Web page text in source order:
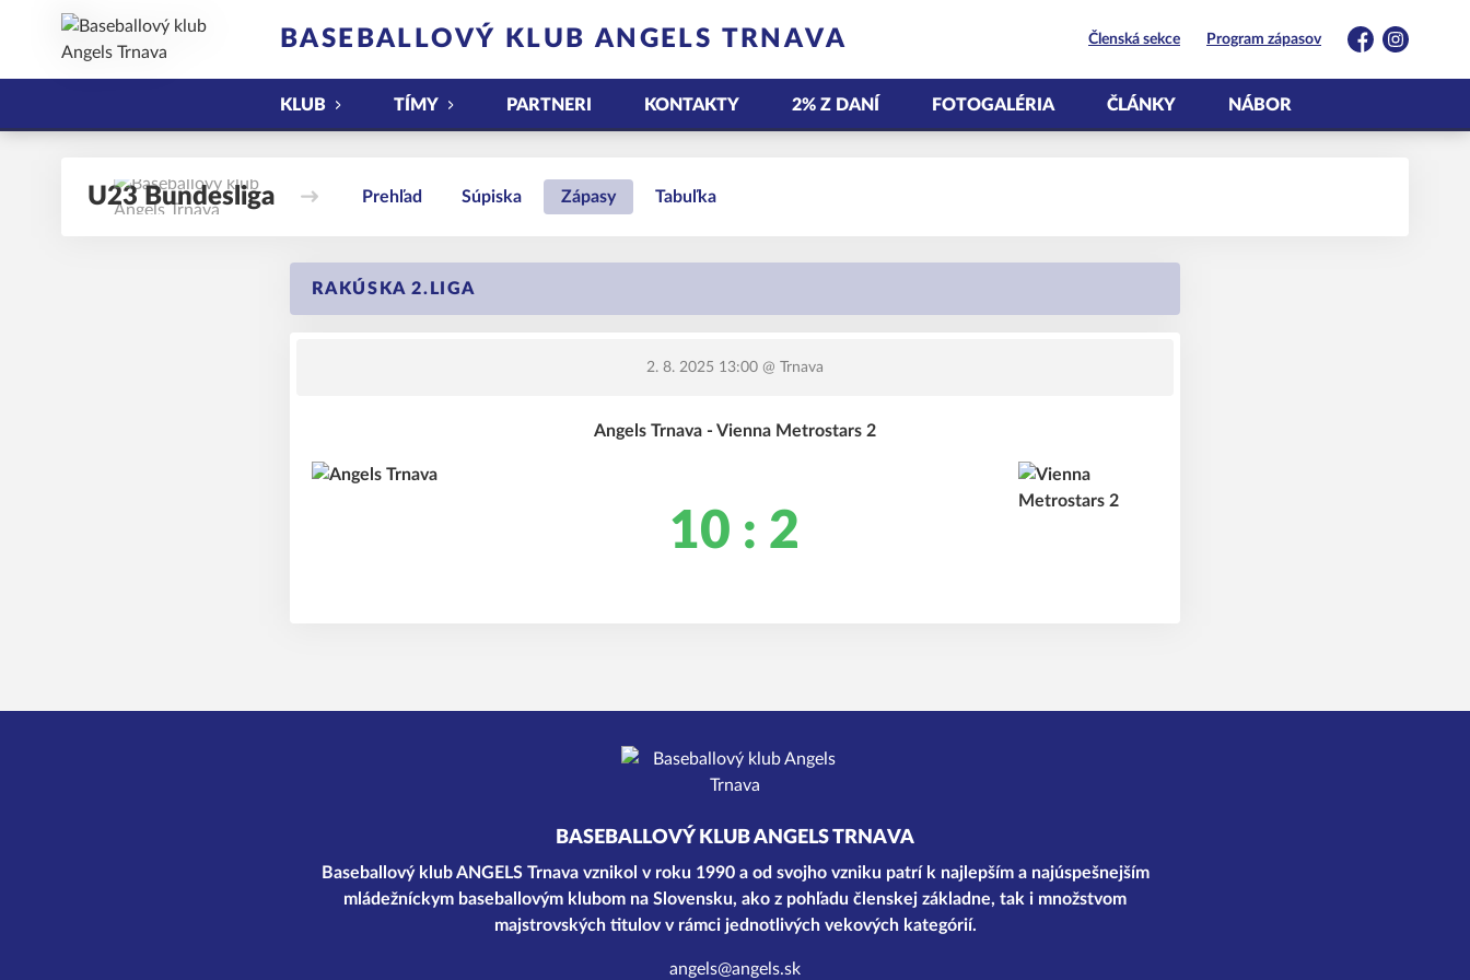
BASEBALLOVÝ KLUB ANGELS TRNAVA Členská sekce Program zápasov
FacebookInstagram
KLUB TÍMY PARTNERI KONTAKTY 2% Z DANÍ FOTOGALÉRIA ČLÁNKY NÁBOR
U23 Bundesliga Prehľad Súpiska Zápasy Tabuľka
RAKÚSKA 2.LIGA
2. 8. 2025 13:00@ Trnava
Angels Trnava - Vienna Metrostars 2
10 : 2
BASEBALLOVÝ KLUB ANGELS TRNAVA
Baseballový klub ANGELS Trnava vznikol v roku 1990 a od svojho vzniku patrí k najlepším a najúspešnejším
mládežníckym baseballovým klubom na Slovensku, ako z pohľadu členskej základne, tak i množstvom
majstrovských titulov v rámci jednotlivých vekových kategórií.
angels@angels.sk